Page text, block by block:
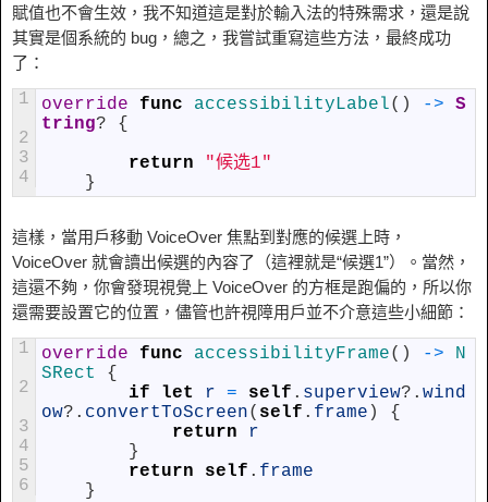
賦值也不會生效，我不知道這是對於輸入法的特殊需求，還是說
其實是個系統的 bug，總之，我嘗試重寫這些方法，最終成功
了：
1
2
3
4
override func accessibilityLabel( ) ->
S
tring?
{
return
"候选1"
}
這樣，當用戶移動 VoiceOver 焦點到對應的候選上時，
VoiceOver 就會讀出候選的內容了（這裡就是“候選1”）。當然，
這還不夠，你會發現視覺上 VoiceOver 的方框是跑偏的，所以你
還需要設置它的位置，儘管也許視障用戶並不介意這些小細節：
1
2
3
4
5
6
override func accessibilityFrame( ) ->
N
SRect
{
if
let r = self . superview? . wind
ow? . convertToScreen( self . frame )
{
return
r
}
return
self . frame
}